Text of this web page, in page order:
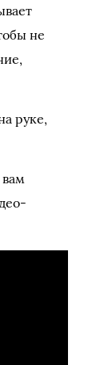
не
руке,